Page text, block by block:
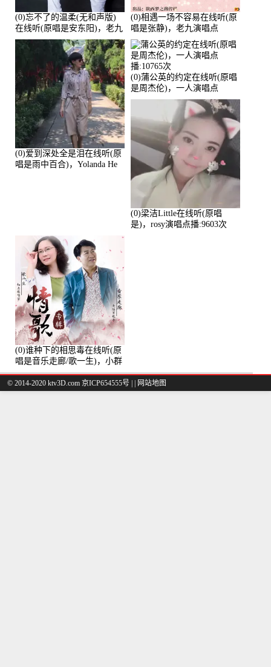
(0)忘不了的温柔(无和声版)
在线听(原唱是安东阳)，老九
演唱点播:17392次
(0)相遇一场不容易在线听(原
唱是张静)，老九演唱点
播:11453次
(0)爱到深处全是泪在线听(原
唱是雨中百合)，Yolanda He
(0)蒲公英的约定在线听(原唱
是周杰伦)，一人演唱点
播:10765次
(0)梁洁Little在线听(原唱
是)，rosy演唱点播:9603次
(0)谁种下的相思毒在线听(原
唱是音乐走廊/歌一生)，小群
演唱点播:8975次
© 2014-2020 ktv3D.com 京ICP654555号 | 网站地图